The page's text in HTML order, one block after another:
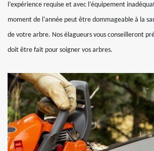
l’expérience requise et avec l’équipement
moment de l'année peut être dommageable à la
de votre arbre. Nos élagueurs vous conseilleront
doit être fait pour soigner vos arbres.